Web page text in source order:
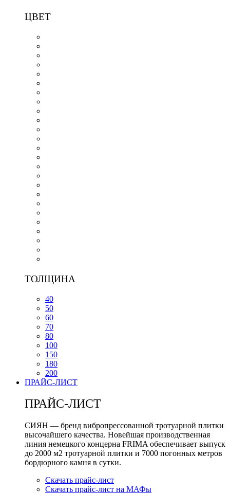
ЦВЕТ
ТОЛЩИНА
40
50
60
70
80
100
150
180
200
ПРАЙС-ЛИСТ
ПРАЙС-ЛИСТ
СИЯН — бренд вибропрессованной тротуарной плитки
высочайшего качества. Новейшая производственная
линия немецкого концерна FRIMA обеспечивает выпуск
до 2000 м2 тротуарной плитки и 7000 погонных метров
бордюрного камня в сутки.
Скачать прайс-лист
Скачать прайс-лист на МАФы